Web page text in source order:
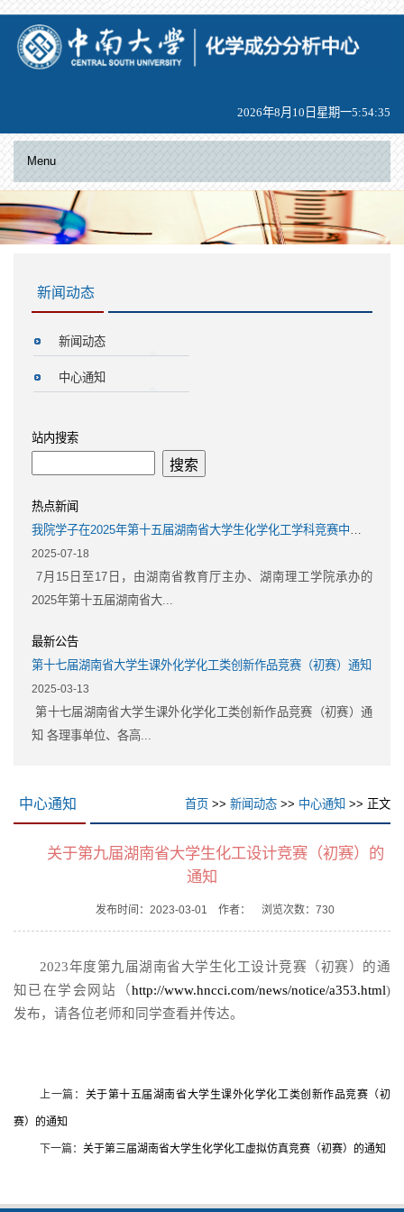
2026年8月10日星期一5:54:35
Menu
新闻动态
新闻动态
中心通知
站内搜索
热点新闻
2025-07-18
7月15日至17日，由湖南省教育厅主办、湖南理工学院承办的
2025年第十五届湖南省大...
最新公告
第十七届湖南省大学生课外化学化工类创新作品竞赛（初赛）通知
2025-03-13
第十七届湖南省大学生课外化学化工类创新作品竞赛（初赛）通
知 各理事单位、各高...
中心通知 首页 >> 新闻动态 >> 中心通知 >> 正文
关于第九届湖南省大学生化工设计竞赛（初赛）的
通知
发布时间：2023-03-01 作者： 浏览次数：730
2023年度第九届湖南省大学生化工设计竞赛（初赛）的通
知已在学会网站（http://www.hncci.com/news/notice/a353.html)
发布，请各位老师和同学查看并传达。
上一篇： 关于第十五届湖南省大学生课外化学化工类创新作品竞赛（初
赛）的通知
下一篇：关于第三届湖南省大学生化学化工虚拟仿真竞赛（初赛）的通知